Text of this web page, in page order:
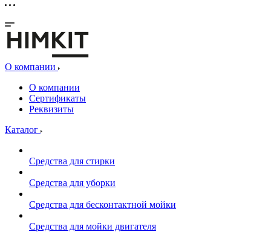
О компании
О компании
Сертификаты
Реквизиты
Каталог
Средства для стирки
Средства для уборки
Средства для бесконтактной мойки
Средства для мойки двигателя